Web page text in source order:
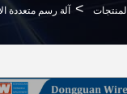
المنتجات > آلة رسم متعددة